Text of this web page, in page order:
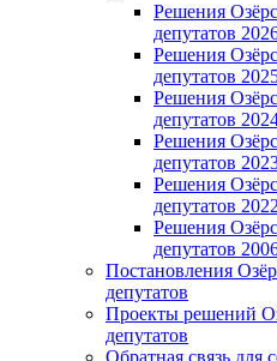
Решения
депутатов
Решения
депутатов
Решения
депутатов
Решения
депутатов
Решения
депутатов
Решения
депутатов
Постановления
депутатов
Проекты решений
депутатов